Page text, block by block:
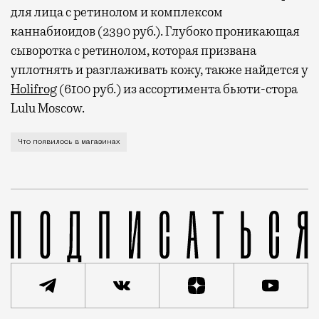
для лица с ретинолом и комплексом
каннабиоидов (2390 руб.). Глубоко проникающая
сыворотка с ретинолом, которая призвана
уплотнять и разглаживать кожу, также найдется у
Holifrog(6100 руб.) из ассортимента бьюти-стора
Lulu Moscow.
Барочный жемчуг, художественное стекло, форма
Что появилось в магазинах